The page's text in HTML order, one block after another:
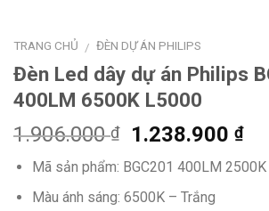
TRANG CHỦ / ĐÈN DỰ ÁN PHILIPS
Đèn Led dây dự án Philips
400LM 6500K L5000
1.906.000₫
Giá
gốc
là:
1.906.000 ₫.
1.238.900₫Giá
tại
Mã sản phẩm: BGC201 400LM
Màu ánh sáng: 6500K – Trắng